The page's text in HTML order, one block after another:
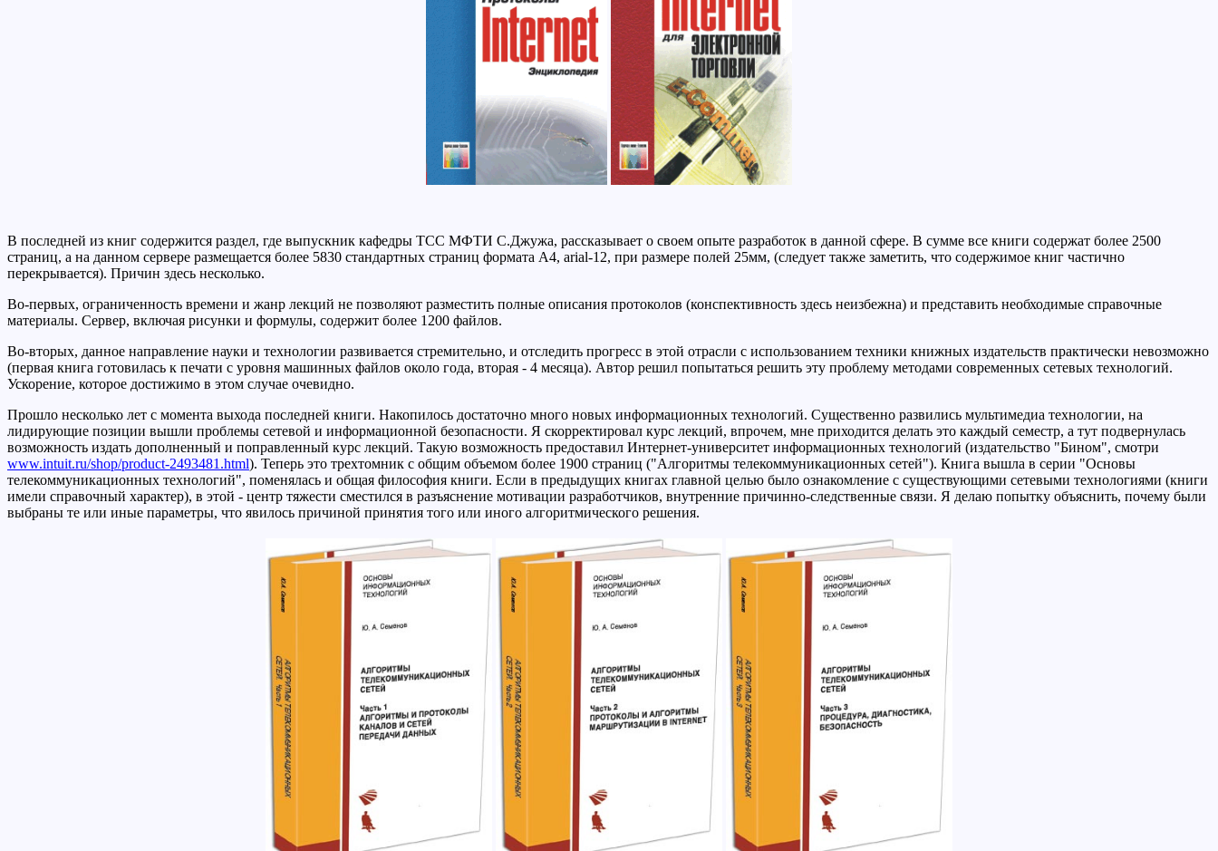
В последней из книг содержится раздел, где выпускник кафедры ТСС МФТИ С.Джужа, рассказывает о своем опыте разработок в данной сфере. В сумме все книги содержат более 2500
страниц, а на данном сервере размещается более 5830 стандартных страниц формата A4, arial-12, при размере полей 25мм, (следует также заметить, что содержимое книг частично
перекрывается). Причин здесь несколько.
Во-первых, ограниченность времени и жанр лекций не позволяют разместить полные описания протоколов (конспективность здесь неизбежна) и представить необходимые справочные
материалы. Сервер, включая рисунки и формулы, содержит более 1200 файлов.
Во-вторых, данное направление науки и технологии развивается стремительно, и отследить прогресс в этой отрасли с использованием техники книжных издательств практически невозможно
(первая книга готовилась к печати с уровня машинных файлов около года, вторая - 4 месяца). Автор решил попытаться решить эту проблему методами современных сетевых технологий.
Ускорение, которое достижимо в этом случае очевидно.
Прошло несколько лет с момента выхода последней книги. Накопилось достаточно много новых информационных технологий. Существенно развились мультимедиа технологии, на
лидирующие позиции вышли проблемы сетевой и информационной безопасности. Я скорректировал курс лекций, впрочем, мне приходится делать это каждый семестр, а тут подвернулась
возможность издать дополненный и поправленный курс лекций. Такую возможность предоставил Интернет-университет информационных технологий (издательство "Бином", смотри
www.intuit.ru/shop/product-2493481.html). Теперь это трехтомник с общим объемом более 1900 страниц ("Алгоритмы телекоммуникационных сетей"). Книга вышла в серии "Основы
телекоммуникационных технологий", поменялась и общая философия книги. Если в предыдущих книгах главной целью было ознакомление с существующими сетевыми технологиями (книги
имели справочный характер), в этой - центр тяжести сместился в разъяснение мотивации разработчиков, внутренние причинно-следственные связи. Я делаю попытку объяснить, почему были
выбраны те или иные параметры, что явилось причиной принятия того или иного алгоритмического решения.